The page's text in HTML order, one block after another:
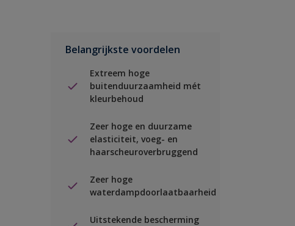
Belangrijkste voordelen
Extreem hoge
buitenduurzaamheid mét
kleurbehoud
Zeer hoge en duurzame
elasticiteit, voeg- en
haarscheuroverbruggend
Zeer hoge
waterdampdoorlaatbaarheid
Uitstekende bescherming